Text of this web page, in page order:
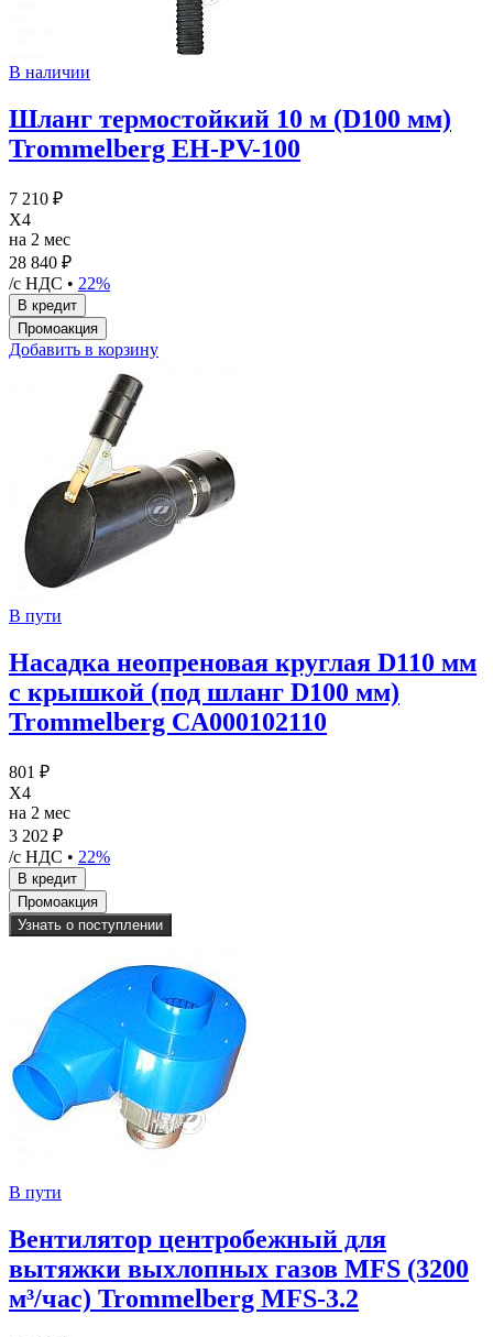
В наличии
Шланг термостойкий 10 м (D100 мм)
Trommelberg EH-PV-100
7 210 ₽
X4
на 2 мес
28 840 ₽
/с НДС • 22%
Добавить в корзину
В пути
Насадка неопреновая круглая D110 мм
с крышкой (под шланг D100 мм)
Trommelberg CA000102110
801 ₽
X4
на 2 мес
3 202 ₽
/с НДС • 22%
Узнать о поступлении
В пути
Вентилятор центробежный для
вытяжки выхлопных газов MFS (3200
м³/час) Trommelberg MFS-3.2